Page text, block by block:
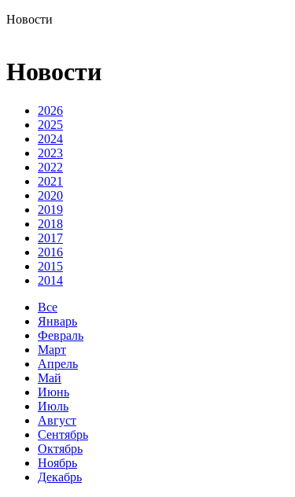
Новости
Новости
2026
2025
2024
2023
2022
2021
2020
2019
2018
2017
2016
2015
2014
Все
Январь
Февраль
Март
Апрель
Май
Июнь
Июль
Август
Сентябрь
Октябрь
Ноябрь
Декабрь